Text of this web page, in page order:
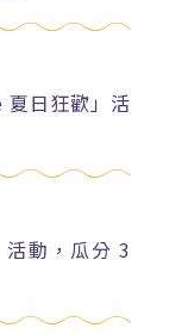
日狂歡」活
動，瓜分 3